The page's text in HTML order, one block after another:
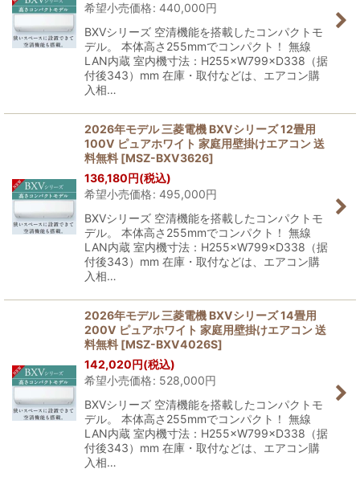
希望小売価格: 440,000円
BXVシリーズ 空清機能を搭載したコンパクトモ
デル。 本体高さ255mmでコンパクト！ 無線
LAN内蔵 室内機寸法：H255×W799×D338（据
付後343）mm 在庫・取付などは、エアコン購
入相…
2026年モデル 三菱電機 BXVシリーズ 12畳用
100V ピュアホワイト 家庭用壁掛けエアコン 送
料無料 [MSZ-BXV3626]
136,180円(税込)
希望小売価格: 495,000円
BXVシリーズ 空清機能を搭載したコンパクトモ
デル。 本体高さ255mmでコンパクト！ 無線
LAN内蔵 室内機寸法：H255×W799×D338（据
付後343）mm 在庫・取付などは、エアコン購
入相…
2026年モデル 三菱電機 BXVシリーズ 14畳用
200V ピュアホワイト 家庭用壁掛けエアコン 送
料無料 [MSZ-BXV4026S]
142,020円(税込)
希望小売価格: 528,000円
BXVシリーズ 空清機能を搭載したコンパクトモ
デル。 本体高さ255mmでコンパクト！ 無線
LAN内蔵 室内機寸法：H255×W799×D338（据
付後343）mm 在庫・取付などは、エアコン購
入相…